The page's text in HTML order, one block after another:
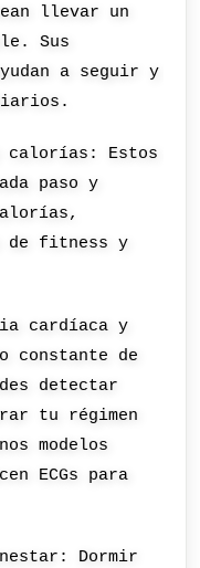
llevar un
Sus
a seguir y
calorías: Estos
paso y
de fitness y
cardíaca y
constante de
detectar
tu régimen
modelos
ECGs para
Dormir